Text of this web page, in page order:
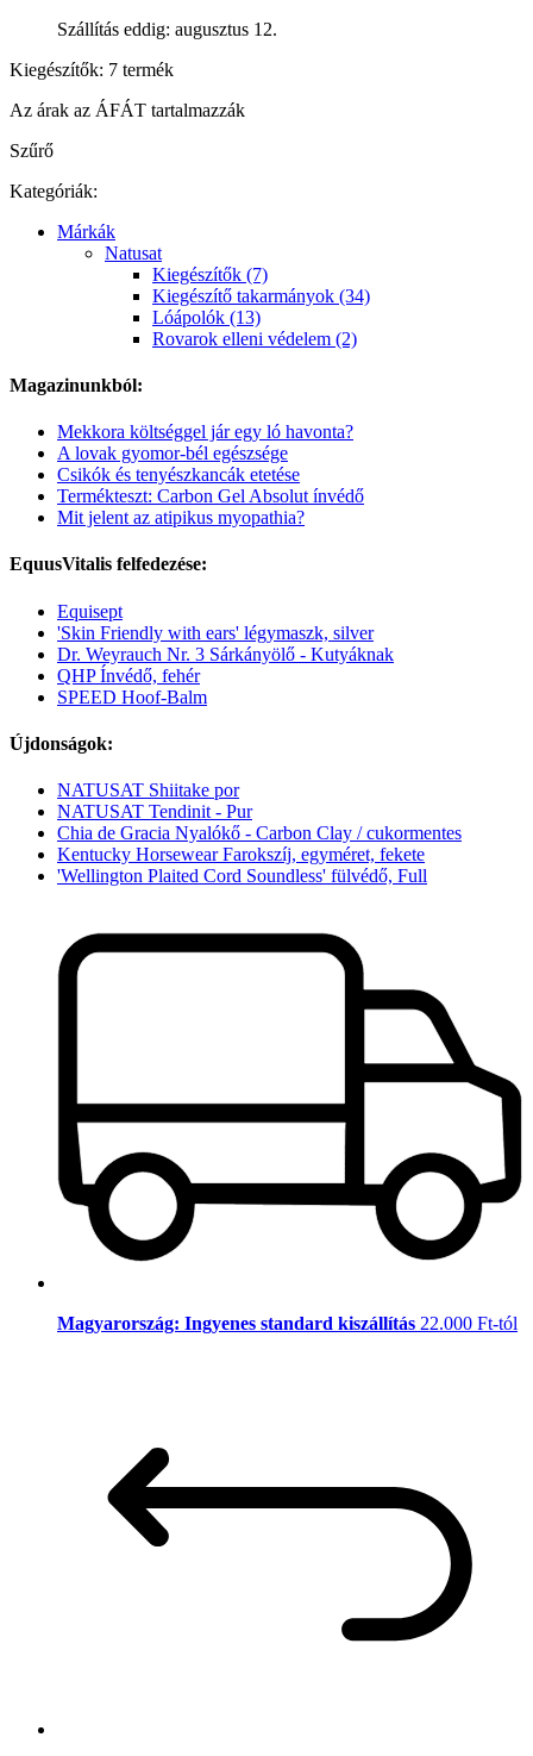
Szállítás eddig: augusztus 12.
Kiegészítők: 7 termék
Az árak az ÁFÁT tartalmazzák
Szűrő
Kategóriák:
Márkák
Natusat
Kiegészítők (7)
Kiegészítő takarmányok (34)
Lóápolók (13)
Rovarok elleni védelem (2)
Magazinunkból:
Mekkora költséggel jár egy ló havonta?
A lovak gyomor-bél egészsége
Csikók és tenyészkancák etetése
Termékteszt: Carbon Gel Absolut ínvédő
Mit jelent az atipikus myopathia?
EquusVitalis felfedezése:
Equisept
'Skin Friendly with ears' légymaszk, silver
Dr. Weyrauch Nr. 3 Sárkányölő - Kutyáknak
QHP Ínvédő, fehér
SPEED Hoof-Balm
Újdonságok:
NATUSAT Shiitake por
NATUSAT Tendinit - Pur
Chia de Gracia Nyalókő - Carbon Clay / cukormentes
Kentucky Horsewear Farokszíj, egyméret, fekete
'Wellington Plaited Cord Soundless' fülvédő, Full
Magyarország: Ingyenes standard kiszállítás 22.000 Ft-tól